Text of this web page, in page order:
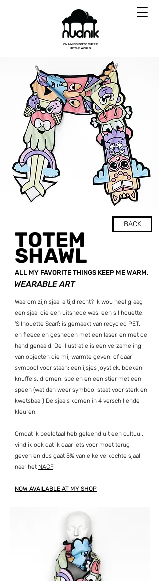
ON A MISSION TO CHEER
UP THE WORLD
BACK
TOTEM
SHAWL
ALL MY FAVORITE THINGS KEEP ME WARM.
WEARABLE ART
Waarom zijn sjaal altijd recht? Ik wou heel graag
een sjaal die een uitsnede was, een sillhouette.
'Silhouette Scarf; is gemaakt van recycled PET,
en fleece en gesneden met een laser, en met de
hand genaaid. De illustratie is een verzameling
van objecten die mij warmte geven, of daar
symbool voor staan; een ijsjes joystick, boeken,
knuffels, dromen, spelen en een stier met een
speen (wat dan weer symbool staat voor sterk en
kwetsbaar) De sjaals komen in 4 verschillende
kleuren.
Omdat ik beeldtaal heb geleend uit een cultuur,
vind ik ook dat ik daar iets voor moet terug
geven en dus gaat 5% van elke verkochte sjaal
naar het NACF.
NOW AVAILABLE AT MY SHOP